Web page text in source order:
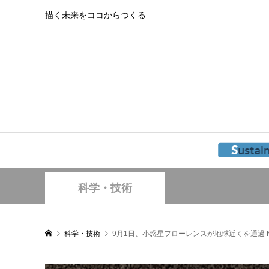
描く未来をココからつくる
科学・技術
科学・技術 9月1日、小惑星フローレンスが地球近くを通過